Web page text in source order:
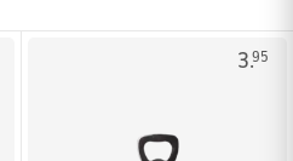
3.95